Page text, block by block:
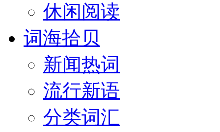
休闲阅读
词海拾贝
新闻热词
流行新语
分类词汇